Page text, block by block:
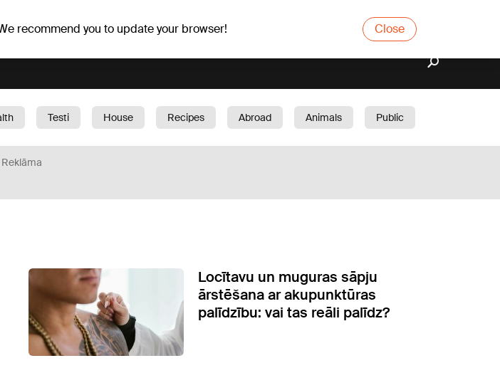
recommend you to update your browser! Close
Testi House Recipes Abroad Animals
Public
Reklāma
Locītavu un muguras sāpju
ārstēšana ar akupunktūras
palīdzību: vai tas reāli palīdz?